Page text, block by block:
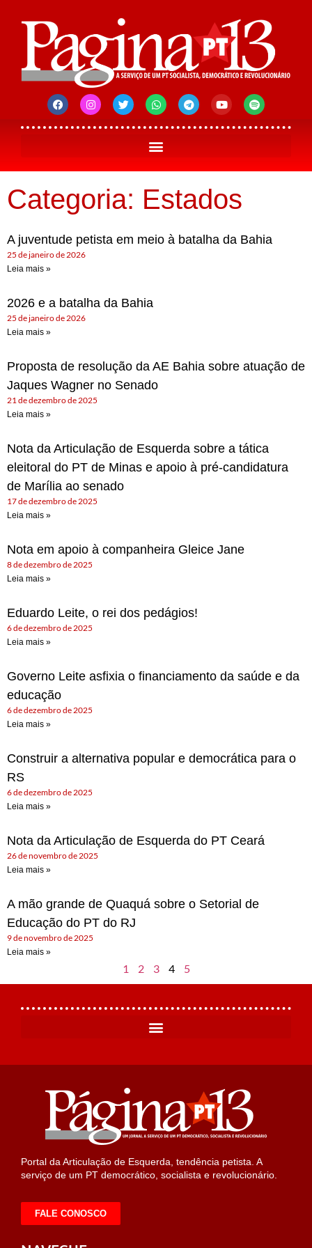
Categoria: Estados
A juventude petista em meio à batalha da Bahia
25 de janeiro de 2026
Leia mais »
2026 e a batalha da Bahia
25 de janeiro de 2026
Leia mais »
Proposta de resolução da AE Bahia sobre atuação de
Jaques Wagner no Senado
21 de dezembro de 2025
Leia mais »
Nota da Articulação de Esquerda sobre a tática
eleitoral do PT de Minas e apoio à pré-candidatura
de Marília ao senado
17 de dezembro de 2025
Leia mais »
Nota em apoio à companheira Gleice Jane
8 de dezembro de 2025
Leia mais »
Eduardo Leite, o rei dos pedágios!
6 de dezembro de 2025
Leia mais »
Governo Leite asfixia o financiamento da saúde e da
educação
6 de dezembro de 2025
Leia mais »
Construir a alternativa popular e democrática para o
RS
6 de dezembro de 2025
Leia mais »
Nota da Articulação de Esquerda do PT Ceará
26 de novembro de 2025
Leia mais »
A mão grande de Quaquá sobre o Setorial de
Educação do PT do RJ
9 de novembro de 2025
Leia mais »
1 2 3 4 5
Portal da Articulação de Esquerda, tendência petista. A
serviço de um PT democrático, socialista e revolucionário.
FALE CONOSCO